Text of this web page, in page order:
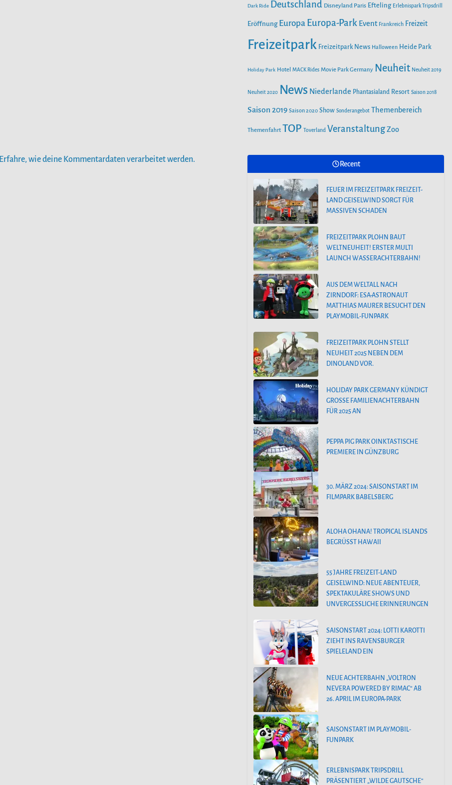
Erfahre, wie deine Kommentardaten verarbeitet werden.
n
o
r
e
Dark Ride Deutschland Disneyland Paris Efteling Erlebnispark Tripsdrill
Eröffnung Europa Europa-Park Event Frankreich Freizeit
Freizeitpark Freizeitpark News Halloween Heide Park
Holiday Park Hotel MACK Rides Movie Park Germany Neuheit Neuheit 2019
Neuheit 2020 News Niederlande Phantasialand Resort Saison 2018
Saison 2019 Saison 2020 Show Sonderangebot Themenbereich
Themenfahrt TOP Toverland Veranstaltung Zoo
Recent
FEUER IM FREIZEITPARK FREIZEIT-
LAND GEISELWIND SORGT FÜR
MASSIVEN SCHADEN
FREIZEITPARK PLOHN BAUT
WELTNEUHEIT! ERSTER MULTI
LAUNCH WASSERACHTERBAHN!
AUS DEM WELTALL NACH
ZIRNDORF: ESA-ASTRONAUT
MATTHIAS MAURER BESUCHT DEN
PLAYMOBIL-FUNPARK
FREIZEITPARK PLOHN STELLT
NEUHEIT 2025 NEBEN DEM
DINOLAND VOR.
HOLIDAY PARK GERMANY KÜNDIGT
GROSSE FAMILIENACHTERBAHN F
ÜR 2025 AN
PEPPA PIG PARK OINKTASTISCHE
PREMIERE IN GÜNZBURG
30. MÄRZ 2024: SAISONSTART IM
FILMPARK BABELSBERG
ALOHA OHANA! TROPICAL ISLANDS
BEGRÜSST HAWAII
55 JAHRE FREIZEIT-LAND
GEISELWIND: NEUE ABENTEUER,
SPEKTAKULÄRE SHOWS UND
UNVERGESSLICHE ERINNERUNGEN
SAISONSTART 2024: LOTTI KAROTTI
ZIEHT INS RAVENSBURGER
SPIELELAND EIN
NEUE ACHTERBAHN „VOLTRON
NEVERA POWERED BY RIMAC“ AB
26. APRIL IM EUROPA-PARK
SAISONSTART IM PLAYMOBIL-
FUNPARK
ERLEBNISPARK TRIPSDRILL
PRÄSENTIERT „WILDE GAUTSCHE“